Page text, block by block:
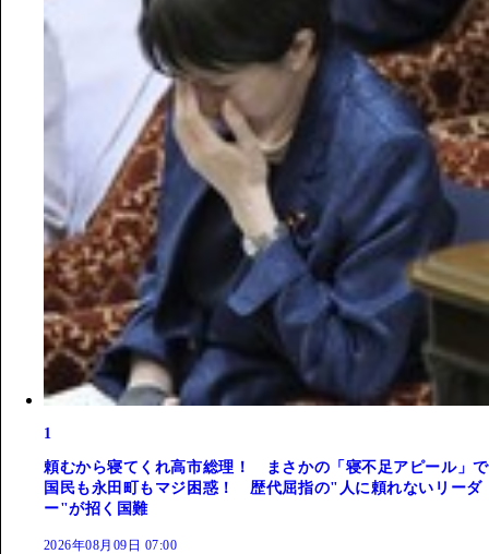
1
頼むから寝てくれ高市総理！ まさかの「寝不足アピール」で
国民も永田町もマジ困惑！ 歴代屈指の"人に頼れないリーダ
ー"が招く国難
2026年08月09日 07:00